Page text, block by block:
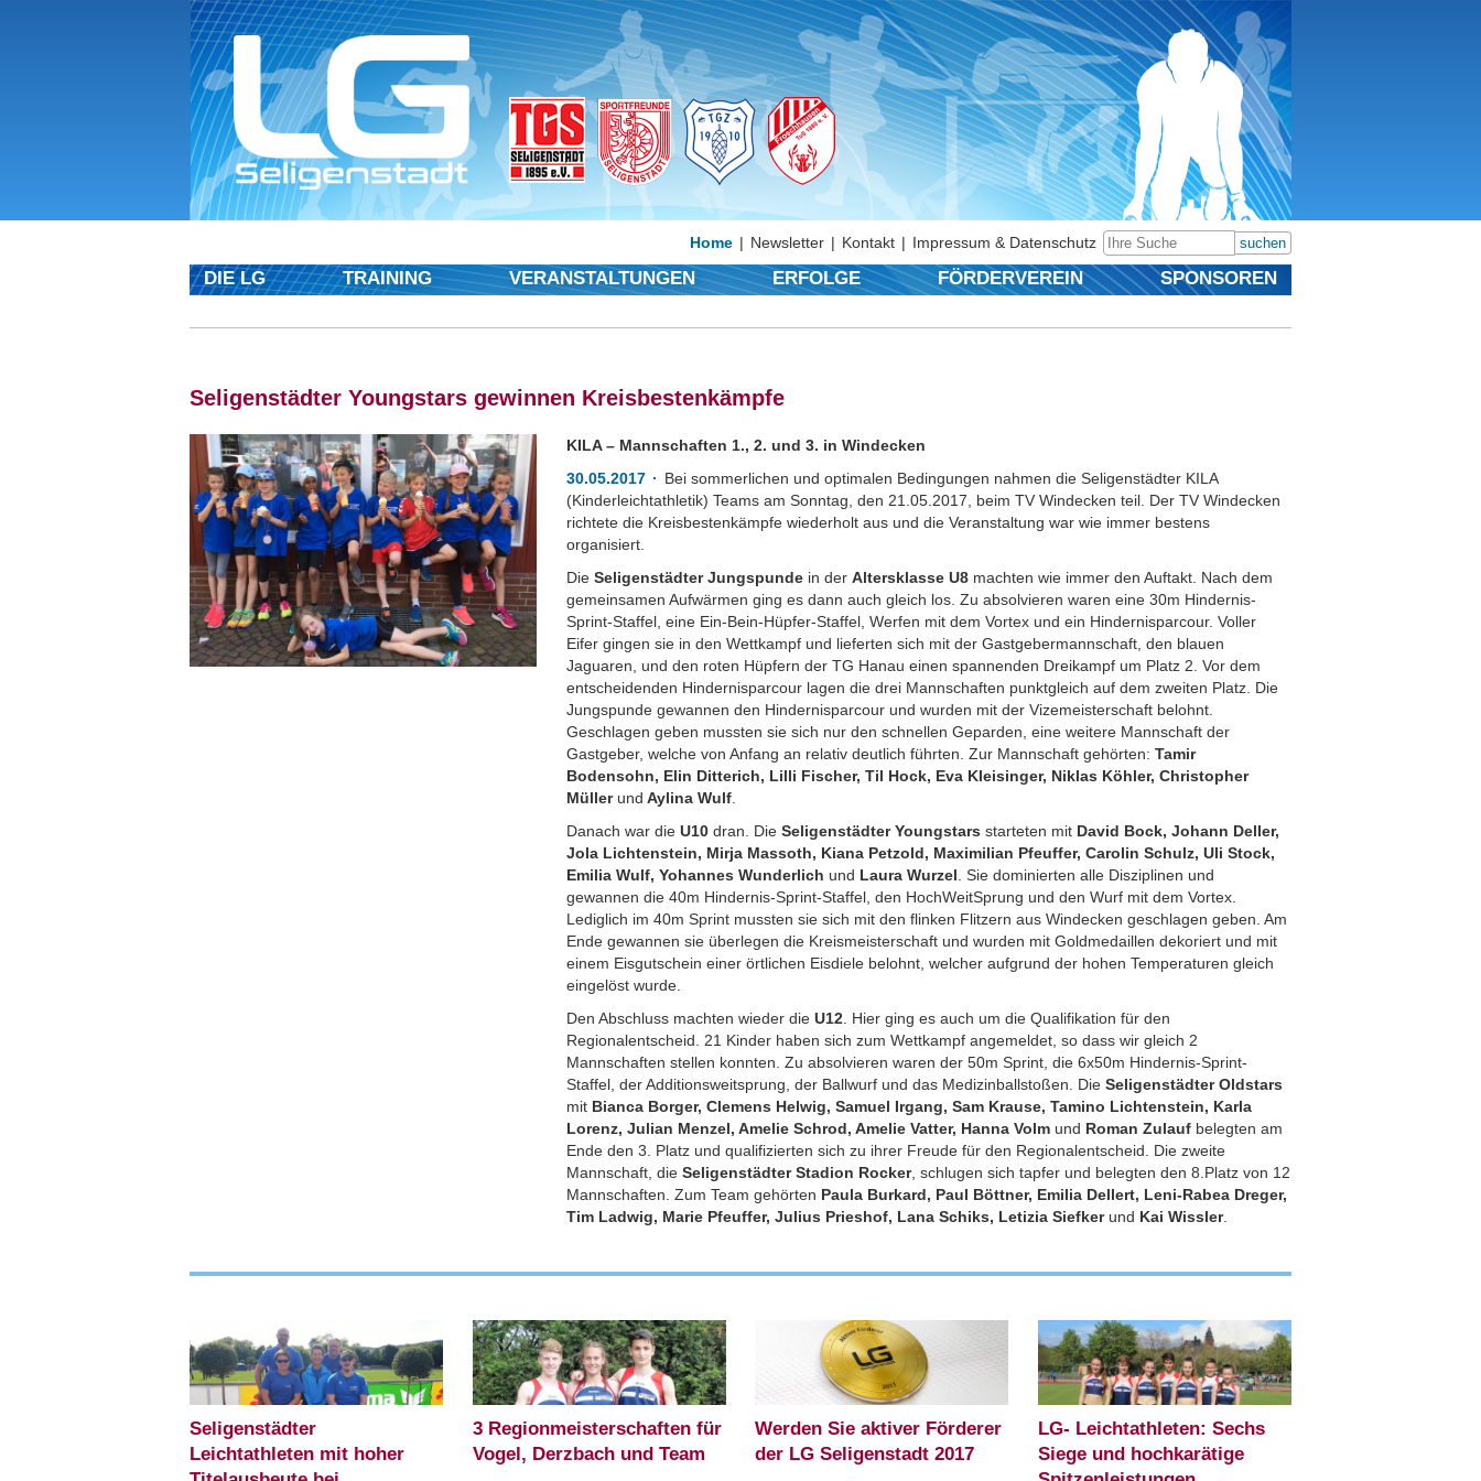
suchen
Home Newsletter Kontakt Impressum & Datenschutz
DIE LG TRAINING VERANSTALTUNGEN ERFOLGE FÖRDERVEREIN SPONSOREN
Seligenstädter Youngstars gewinnen Kreisbestenkämpfe
KILA – Mannschaften 1., 2. und 3. in Windecken
30.05.2017
Bei sommerlichen und optimalen Bedingungen nahmen die Seligenstädter KILA
(Kinderleichtathletik) Teams am Sonntag, den 21.05.2017, beim TV Windecken teil. Der TV Windecken
richtete die Kreisbestenkämpfe wiederholt aus und die Veranstaltung war wie immer bestens
organisiert.
DieSeligenstädter Jungspunde in derAltersklasse U8 machten wie immer den Auftakt. Nach dem
gemeinsamen Aufwärmen ging es dann auch gleich los. Zu absolvieren waren eine 30m Hindernis-
Sprint-Staffel, eine Ein-Bein-Hüpfer-Staffel, Werfen mit dem Vortex und ein Hindernisparcour. Voller
Eifer gingen sie in den Wettkampf und lieferten sich mit der Gastgebermannschaft, den blauen
Jaguaren, und den roten Hüpfern der TG Hanau einen spannenden Dreikampf um Platz 2. Vor dem
entscheidenden Hindernisparcour lagen die drei Mannschaften punktgleich auf dem zweiten Platz. Die
Jungspunde gewannen den Hindernisparcour und wurden mit der Vizemeisterschaft belohnt.
Geschlagen geben mussten sie sich nur den schnellen Geparden, eine weitere Mannschaft der
Gastgeber, welche von Anfang an relativ deutlich führten. Zur Mannschaft gehörten:Tamir
Bodensohn, Elin Ditterich, Lilli Fischer, Til Hock, Eva Kleisinger, Niklas Köhler, Christopher
Müller und Aylina Wulf
Danach war dieU10 dran. DieSeligenstädter Youngstars starteten mit David Bock, Johann Deller,
Jola Lichtenstein, Mirja Massoth, Kiana Petzold, Maximilian Pfeuffer, Carolin Schulz, Uli Stock,
Emilia Wulf, Yohannes Wunderlich und Laura Wurzel . Sie dominierten alle Disziplinen und
gewannen die 40m Hindernis-Sprint-Staffel, den HochWeitSprung und den Wurf mit dem Vortex.
Lediglich im 40m Sprint mussten sie sich mit den flinken Flitzern aus Windecken geschlagen geben. Am
Ende gewannen sie überlegen die Kreismeisterschaft und wurden mit Goldmedaillen dekoriert und mit
einem Eisgutschein einer örtlichen Eisdiele belohnt, welcher aufgrund der hohen Temperaturen gleich
eingelöst wurde.
Den Abschluss machten wieder dieU12 . Hier ging es auch um die Qualifikation für den
Regionalentscheid. 21 Kinder haben sich zum Wettkampf angemeldet, so dass wir gleich 2
Mannschaften stellen konnten. Zu absolvieren waren der 50m Sprint, die 6x50m Hindernis-Sprint-
Staffel, der Additionsweitsprung, der Ballwurf und das Medizinballstoßen. DieSeligenstädter Oldstars
mit Bianca Borger, Clemens Helwig, Samuel Irgang, Sam Krause, Tamino Lichtenstein, Karla
Lorenz, Julian Menzel, Amelie Schrod, Amelie Vatter, Hanna Volm und Roman Zulauf belegten am
Ende den 3. Platz und qualifizierten sich zu ihrer Freude für den Regionalentscheid. Die zweite
Mannschaft, dieSeligenstädter Stadion Rocker, schlugen sich tapfer und belegten den 8.Platz von 12
Mannschaften. Zum Team gehörten Paula Burkard, Paul Böttner, Emilia Dellert, Leni-Rabea Dreger,
Tim Ladwig, Marie Pfeuffer, Julius Prieshof, Lana Schiks, Letizia Siefkerund Kai Wissler.
Seligenstädter
Leichtathleten mit hoher
3 Regionmeisterschaften für
Vogel, Derzbach und Team
Werden Sie aktiver Förderer
der LG Seligenstadt 2017
LG- Leichtathleten: Sechs
Siege und hochkarätige